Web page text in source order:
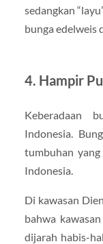
sedangkan
bunga edelweis
4. Hampir
Keberadaan
Indonesia.
tumbuhan
Indonesia.
Di kawasan
bahwa
dijarah habis-